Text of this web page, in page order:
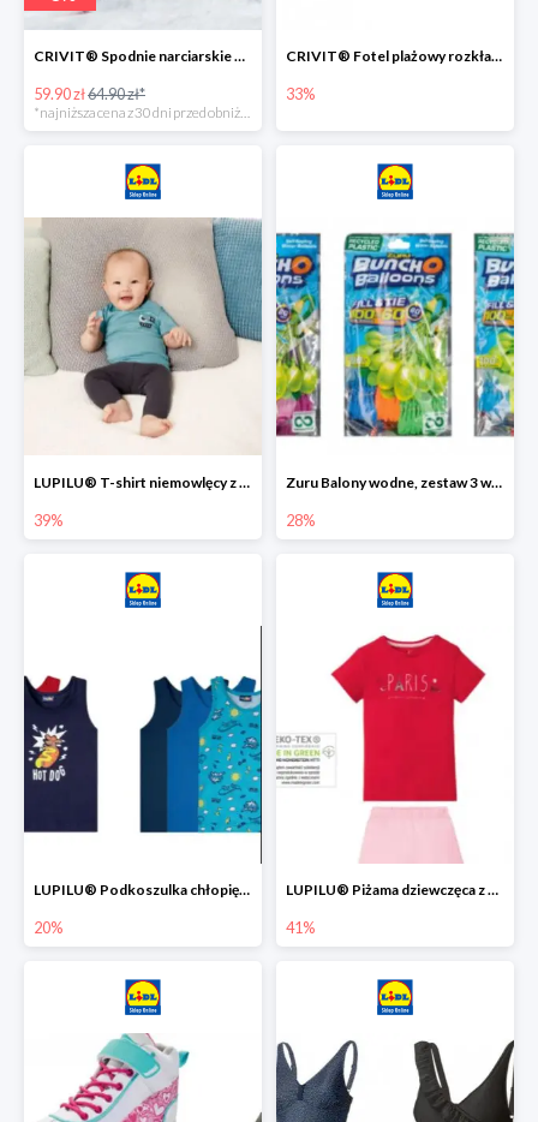
CRIVIT® Spodnie narciarskie dziewczęce
59.90 zł64.90 zł*
*najniższa cena z 30 dni przed obniżką
CRIVIT® Fotel plażowy rozkładany / Brodzik dziecięcy
33%
LUPILU® T-shirt niemowlęcy z biobawełny -39%
39%
Zuru Balony wodne, zestaw 3 wiązek -28%
28%
LUPILU® Podkoszulka chłopięca z bawełny -20%
20%
LUPILU® Piżama dziewczęca z bawełny -41%
41%